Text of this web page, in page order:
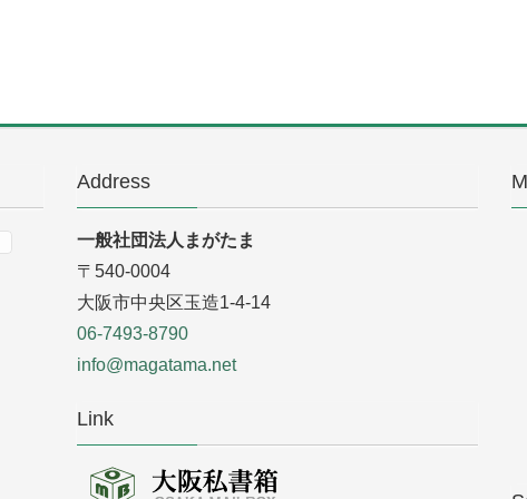
Address
一般社団法人まがたま
〒540-0004
大阪市中央区玉造1-4-14
06-7493-8790
info@magatama.net
Link